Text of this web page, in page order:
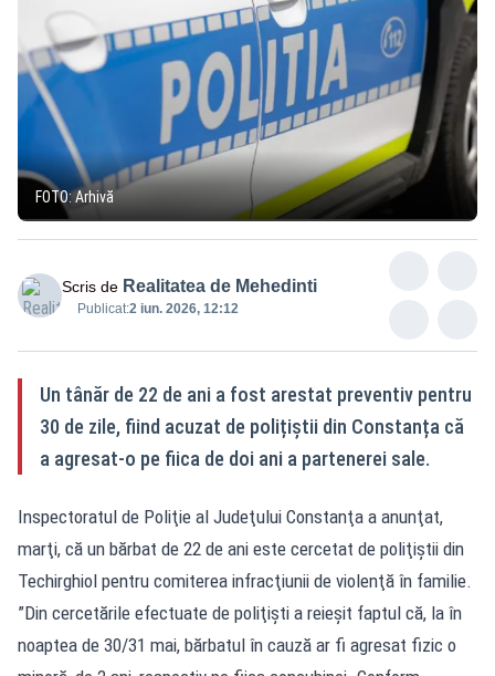
FOTO: Arhivă
Scris de Realitatea de Mehedinti
Publicat:2 iun. 2026, 12:12
Un tânăr de 22 de ani a fost arestat preventiv pentru
30 de zile, fiind acuzat de polițiștii din Constanța că
a agresat-o pe fiica de doi ani a partenerei sale.
Inspectoratul de Poliţie al Judeţului Constanţa a anunţat,
marţi, că un bărbat de 22 de ani este cercetat de poliţiştii din
Techirghiol pentru comiterea infracţiunii de violenţă în familie.
”Din cercetările efectuate de poliţişti a reieşit faptul că, la în
noaptea de 30/31 mai, bărbatul în cauză ar fi agresat fizic o